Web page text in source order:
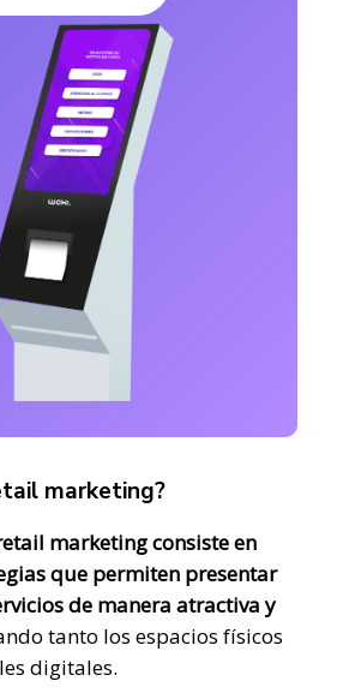
marketing?
marketing consiste en
que permiten presentar
de manera atractiva y
tanto los espacios físicos
digitales.